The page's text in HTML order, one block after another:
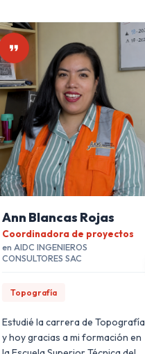
Ann Blancas Rojas
Coordinadora de proyectos
en AIDC INGENIEROS
CONSULTORES SAC
Topografía
Estudié la carrera de Topografía
y hoy gracias a mi formación en